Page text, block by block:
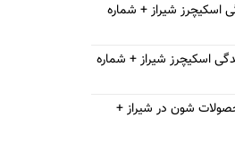
اسکیچرز شیراز + شماره
اسکیچرز شیراز + شماره
شون در شیراز +